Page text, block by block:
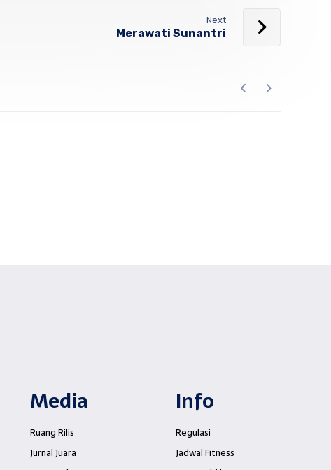
Next
Merawati Sunantri
Media
Ruang Rilis
Jurnal Juara
Info
Regulasi
Jadwal Fitness